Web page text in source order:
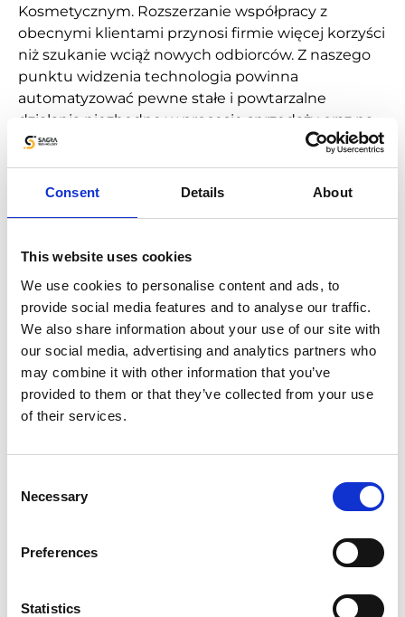
Consent Details About
This website uses cookies
We use cookies to personalise content and ads, to
provide social media features and to analyse our traffic.
We also share information about your use of our site with
our social media, advertising and analytics partners who
may combine it with other information that you’ve
provided to them or that they’ve collected from your use
of their services.
Selection
Necessary
Preferences
Statistics
Kosmetycznym. Rozszerzanie współpracy z
obecnymi klientami przynosi firmie więcej korzyści
niż szukanie wciąż nowych odbiorców. Z naszego
punktu widzenia technologia powinna
automatyzować pewne stałe i powtarzalne
działania niezbędne w procesie sprzedaży oraz na
bieżąco dawać dostęp do aktualnych danych,
mogli skupić się na budowaniu relacji z klientami –
bardzo wysoką jakość obsługi klienta oraz zwiększa
jego przywiązanie do marki i firmy. W efekcie, tytuł
najsilniejszej marki w Polsce dla marki Dr Irena Eris
motywuje do takiego doboru partnerów, który
pozwoli na utrzymanie pozycji lidera. W Sagra
Technology koncentrujemy się na tym aby
odzwierciedlić w Emigo potrzeby Laboratorium
Kosmetycznego Dr Irena Eris, ponieważ zależy nam
umożliwieniu ich realizacji za pośrednictwem